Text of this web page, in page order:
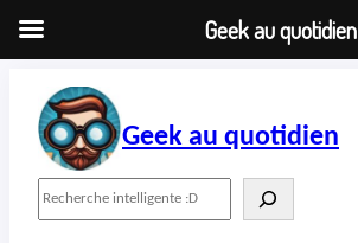
contenu
Geek au quotidien
Geek au quotidien